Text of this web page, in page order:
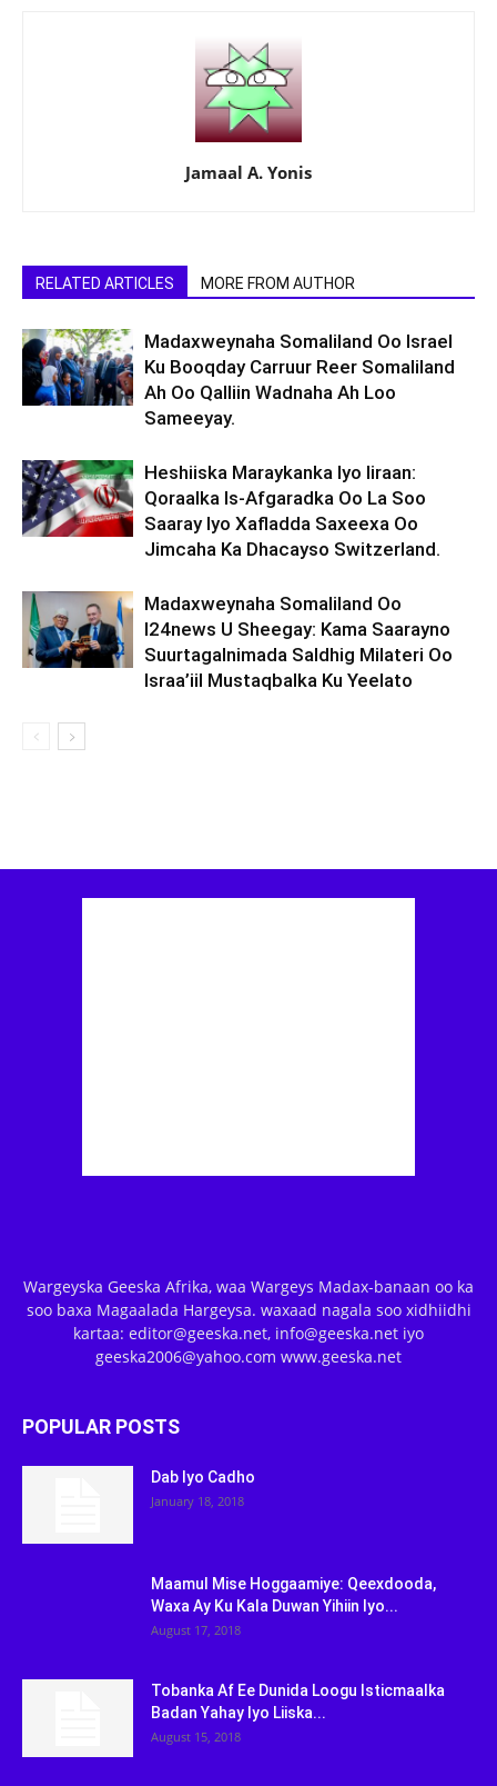
Jamaal A. Yonis
RELATED ARTICLES MORE FROM AUTHOR
Madaxweynaha Somaliland Oo Israel
Ku Booqday Carruur Reer Somaliland
Ah Oo Qalliin Wadnaha Ah Loo
Sameeyay.
Heshiiska Maraykanka Iyo Iiraan:
Qoraalka Is-Afgaradka Oo La Soo
Saaray Iyo Xafladda Saxeexa Oo
Jimcaha Ka Dhacayso Switzerland.
Madaxweynaha Somaliland Oo
I24news U Sheegay: Kama Saarayno
Suurtagalnimada Saldhig Milateri Oo
Israa’iil Mustaqbalka Ku Yeelato
Wargeyska Geeska Afrika, waa Wargeys Madax-banaan oo ka
soo baxa Magaalada Hargeysa. waxaad nagala soo xidhiidhi
kartaa: editor@geeska.net, info@geeska.net iyo
geeska2006@yahoo.com www.geeska.net
POPULAR POSTS
Dab Iyo Cadho
January 18, 2018
Maamul Mise Hoggaamiye: Qeexdooda,
Waxa Ay Ku Kala Duwan Yihiin Iyo...
August 17, 2018
Tobanka Af Ee Dunida Loogu Isticmaalka
Badan Yahay Iyo Liiska...
August 15, 2018